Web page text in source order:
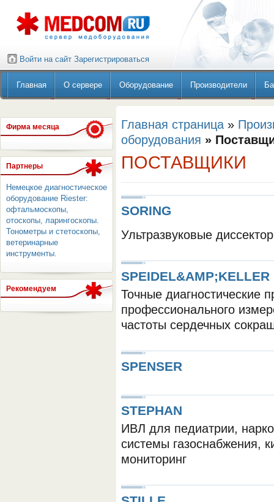
Войти на сайт Зарегистрироваться
Главная О сервере Оборудование Производители
Фирма месяца
Партнеры
Немецкое диагностическое
оборудование Riester:
офтальмоскопы,
отоскопы, ларингоскопы.
Тонометры и стетоскопы,
ветеринарные
инструменты.
Рекомендуем
Главная страница »
оборудования »
ПОСТАВЩИКИ
SORING
Ультразвуковые
SPEIDEL&AMP;KELLER
Точные диагностические
профессионального
частоты сердечных
SPENSER
STEPHAN
ИВЛ для педиатрии,
системы газоснабжения,
мониторинг